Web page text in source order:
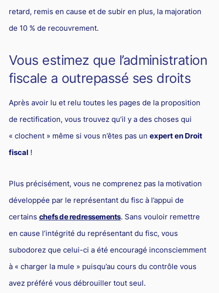
retard, remis en cause et de subir en plus, la majoration
de 10 % de recouvrement.
Vous estimez que l’administration
fiscale a outrepassé ses droits
Après avoir lu et relu toutes les pages de la proposition
de rectification, vous trouvez qu’il y a des choses qui
« clochent » même si vous n’êtes pas un expert en Droit
fiscal!
Plus précisément, vous ne comprenez pas la motivation
développée par le représentant du fisc à l’appui de
certains chefs de redressements. Sans vouloir remettre
en cause l’intégrité du représentant du fisc, vous
subodorez que celui-ci a été encouragé inconsciemment
à « charger la mule » puisqu’au cours du contrôle vous
avez préféré vous débrouiller tout seul.